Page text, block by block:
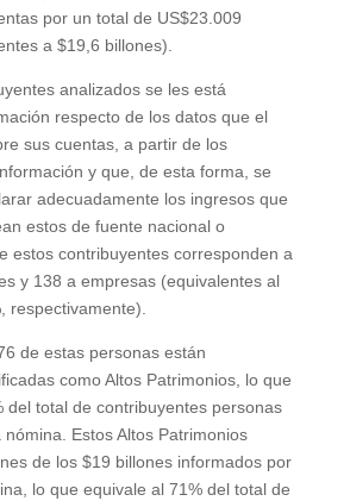
por un total de US$23.009
a $19,6 billones).
analizados se les está
respecto de los datos que el
sus cuentas, a partir de los
y que, de esta forma, se
adecuadamente los ingresos que
estos de fuente nacional o
estos contribuyentes corresponden a
y 138 a empresas (equivalentes al
respectivamente).
de estas personas están
como Altos Patrimonios, lo que
del total de contribuyentes personas
Estos Altos Patrimonios
de los $19 billones informados por
lo que equivale al 71% del total de